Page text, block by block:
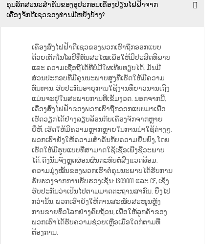
ຄຸນລັກສະນະສຳຄັນຂອງອຸປະກອນເຄື່ອງປ່ຽນໄຟຟ້າຈາກ
ເຄື່ອງຈັກດີເຊວຂອງທ່ານມີຫຍັງບ້າງ?
ເຄື່ອງສົ່ງໄຟຟ້າດີເຊວຂອງພວກເຮົາຖືກອອກແບບ
ດ້ວຍເຕັກໂນໂລຢີທີ່ທັນສະໄໝເພື່ອໃຫ້ມີປະສິດທິພາບ
ແລະ ຄວາມເຊື່ອຖືໄດ້ທີ່ບໍ່ມີໃຜເທີຍທຽບໄດ້. ມັນມີ
ສ່ວນປະກອບທີ່ມີຄຸນນະພາບສູງທີ່ເຮັດໃຫ້ມີຄວາມ
ທົນທານ, ຮັບປະກັນອາຍຸການໃຊ້ງານທີ່ຍາວນານເຖິງ
ແມ່ນຈະຢູ່ໃນສະພາບການທີ່ເຂັ້ມງວດ. ນອກຈາກນີ້,
ເຄື່ອງສົ່ງໄຟຟ້າຂອງພວກເຮົາຖືກອອກແບບມາເພື່ອ
ເຮັດວຽກໄດ້ຢ່າງລຽບລ້ອນກັບເຄື່ອງຈັກຈາກຫຼາຍ
ຍີ່ຫໍ້, ເຮັດໃຫ້ມີຄວາມຫຼາກຫຼາຍໃນການນຳໃຊ້ຕ່າງໆ.
ພວກເຮົາຍັງໃຫ້ຄວາມສຳຄັນກັບຄວາມຍືນຍົງ, ໂດຍ
ເຮັດໃຫ້ມີຮູບແບບທີ່ສາມາດໃຊ້ເຊື້ອເພີງຊີວະພາບ
ໄດ້, ດັ່ງນັ້ນຈຶ່ງຫຼຸດຜ່ອນຜົນກະທົບຕໍ່ສິ່ງແວດລ້ອມ.
ຄວາມມຸ່ງໝັ້ນຂອງພວກເຮົາຕໍ່ຄຸນນະພາບໄດ້ຮັບການ
ຮັບຮອງຈາກການຮັບຮອງເຊັ່ນ: ISO9001 ແລະ CE, ເຊິ່ງ
ຮັບປະກັນວ່າເປັນໄປຕາມມາດຕະຖານສາກົນ. ຍິ່ງໄປ
ກວ່ານັ້ນ, ພວກເຮົາຍັງໃຫ້ການສະໜັບສະໜູນຫຼັງ
ການຂາຍທົ່ວໂລກຢ່າງຄົບຖ້ວນ, ເພື່ອໃຫ້ລູກຄ້າຂອງ
ພວກເຮົາໄດ້ຮັບຄວາມຊ່ວຍເຫຼືອເມື່ອໃດກໍຕາມທີ່
ຕ້ອງການ.